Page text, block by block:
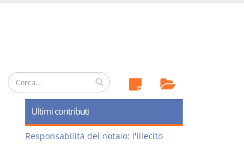
Ultimi contributi
Responsabilità del notaio: l'illecito